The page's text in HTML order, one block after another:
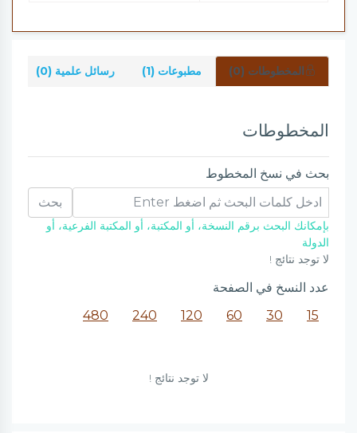
المخطوطات (0) مطبوعات (1) رسائل علمية (0)
المخطوطات
بحث في نسخ المخطوط
بحث
بإمكانك البحث برقم النسخة، أو المكتبة، أو المكتبة الفرعية، أو
الدولة
لا توجد نتائج !
عدد النسخ في الصفحة
15
30
60
120
240
480
لا توجد نتائج !